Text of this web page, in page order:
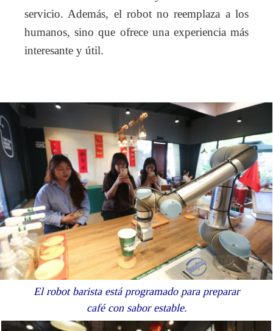
servicio. Además, el robot no reemplaza a los
humanos, sino que ofrece una experiencia más
interesante y útil.
El robot barista está programado para preparar
café con sabor estable.